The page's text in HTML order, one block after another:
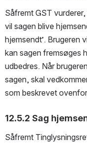
Såfremt GST
vil sagen blive
hjemsendt’. Brugeren
kan sagen fremsøges
udbedres. Når
sagen, skal
som beskrevet
12.5.2 Sag
Såfremt